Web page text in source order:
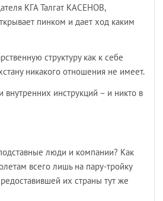
КГА Талгат КАСЕНОВ,
пинком и дает ход каким
структуру как к себе
никакого отношения не имеет.
инструкций – и никто в
люди и компании? Как
всего лишь на пару-тройку
их страны тут же